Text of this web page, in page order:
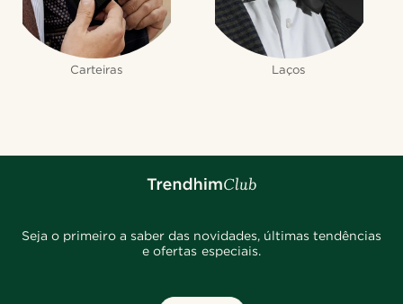
Carteiras Laços
Seja o primeiro a saber das novidades, últimas tendências
e ofertas especiais.